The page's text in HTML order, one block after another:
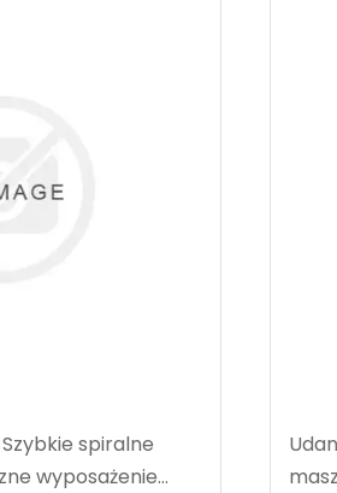
spiralne
wyposażenie